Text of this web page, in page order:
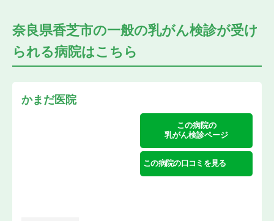
奈良県香芝市の一般の乳がん検診が受け
られる病院はこちら
かまだ医院
この病院の
乳がん検診ページ
この病院の口コミを見る